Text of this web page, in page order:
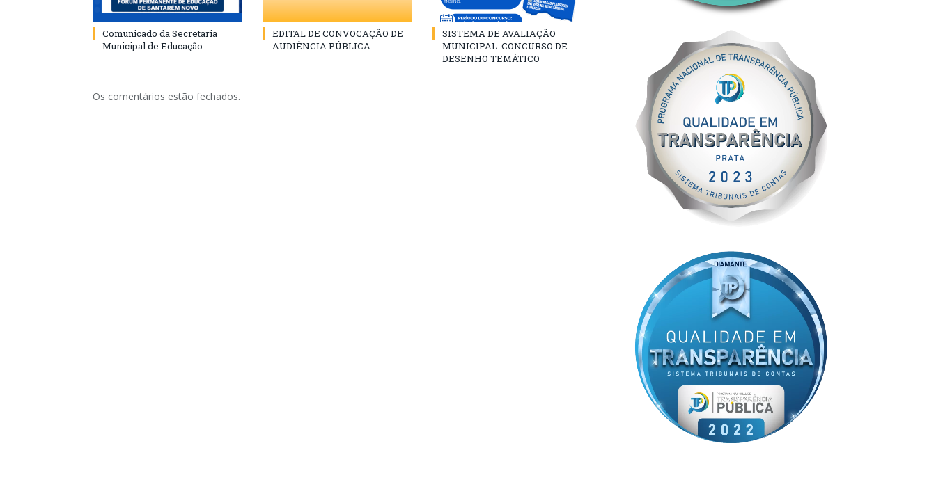
Comunicado da Secretaria
Municipal de Educação
EDITAL DE CONVOCAÇÃO DE
AUDIÊNCIA PÚBLICA
SISTEMA DE AVALIAÇÃO
MUNICIPAL: CONCURSO DE
DESENHO TEMÁTICO
Os comentários estão fechados.